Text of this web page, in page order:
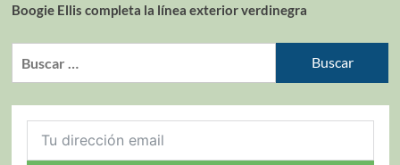
Boogie Ellis completa la línea exterior verdinegra